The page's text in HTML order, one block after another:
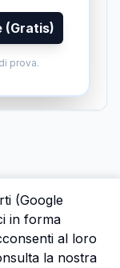
(Gratis)
prova.
(Google
in forma
al loro
la nostra